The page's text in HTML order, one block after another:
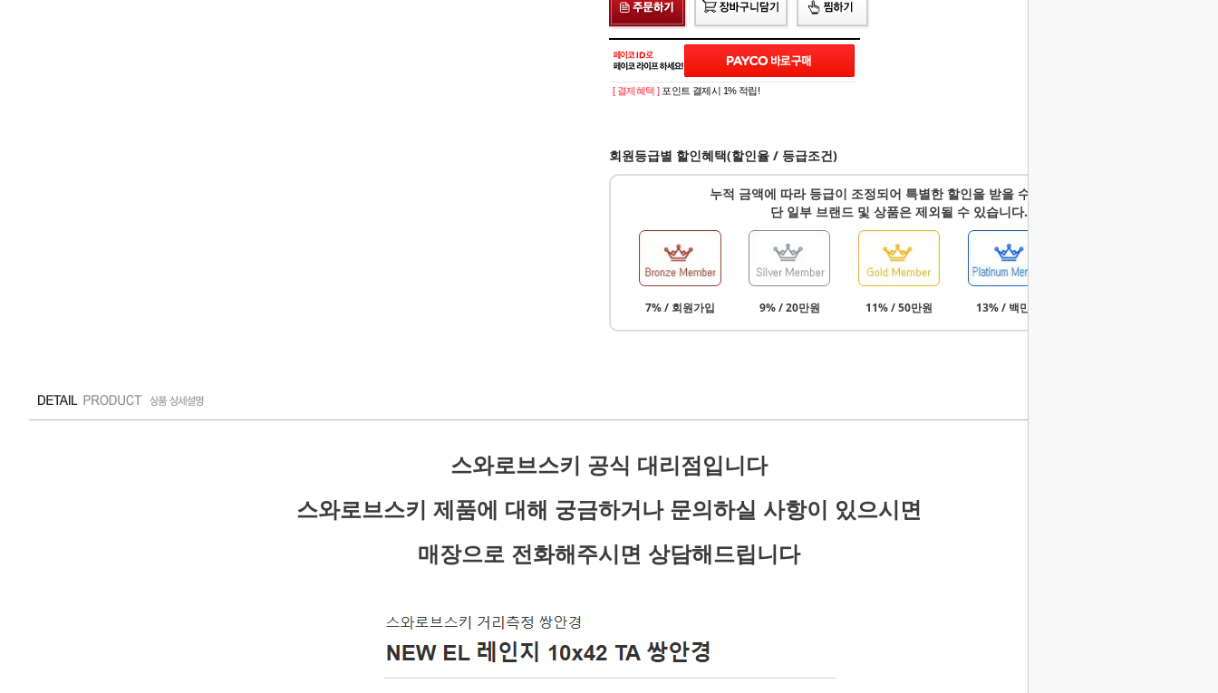
페이코 ID로 페이
PAYCO 바로구매
[ 결제혜택 ] 포인트 결제시 1% 적립!
회원등급별 할인혜택(할인율 / 등급조건)
누적 금액에 따라 등급이 조정되어 특별한 할인을 받을 수 있습니다.
단 일부 브랜드 및 상품은 제외될 수 있습니다.
7% / 회원가입 9% / 20만원 11% / 50만원 13% / 백만원
스와로브스키 공식 대리점입니다
스와로브스키 제품에 대해 궁금하거나 문의하실 사항이 있으시면
매장으로 전화해주시면 상담해드립니다